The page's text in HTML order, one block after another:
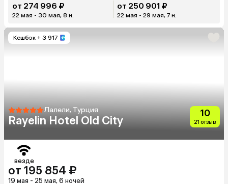
от 274 996 ₽
22 мая - 30 мая, 8 н.
от 250 901 ₽
22 мая - 29 мая, 7 н.
Кешбэк + 3 917
Лалели, Турция
Rayelin Hotel Old City
10
21 отзыв
везде
от 195 854 ₽
19 мая - 25 мая, 6 ночей